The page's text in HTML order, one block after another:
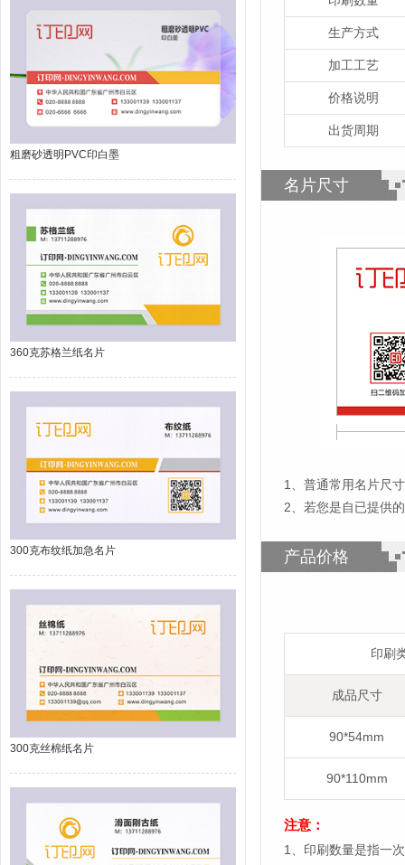
粗磨砂透明PVC印白墨
360克苏格兰纸名片
300克布纹纸加急名片
300克丝棉纸名片
生产方式
加工工艺
价格说明
出货周期
名片尺寸
1
普通常用名片尺
2、若您是自已提供
产品价格
印刷
成品尺寸
90*54mm
90*110mm
注意：
1、印刷数量是指一